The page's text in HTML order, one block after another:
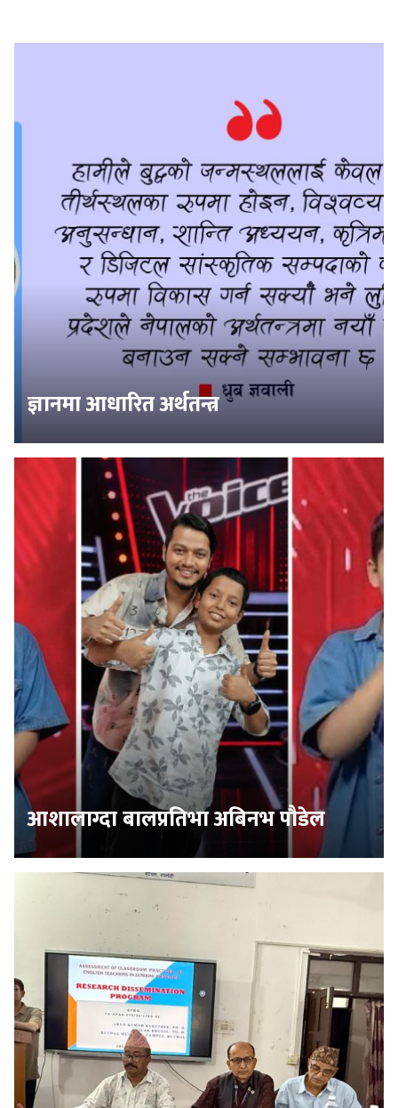
ज्ञानमा आधारित अर्थतन्त्र
आशालाग्दा बालप्रतिभा अबिनभ पौडेल